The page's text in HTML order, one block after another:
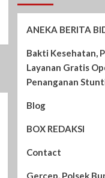
ANEKA BERITA
Bakti Kesehatan,
Layanan Gratis
Penanganan
Blog
BOX REDAKSI
Contact
Gercep, Polsek